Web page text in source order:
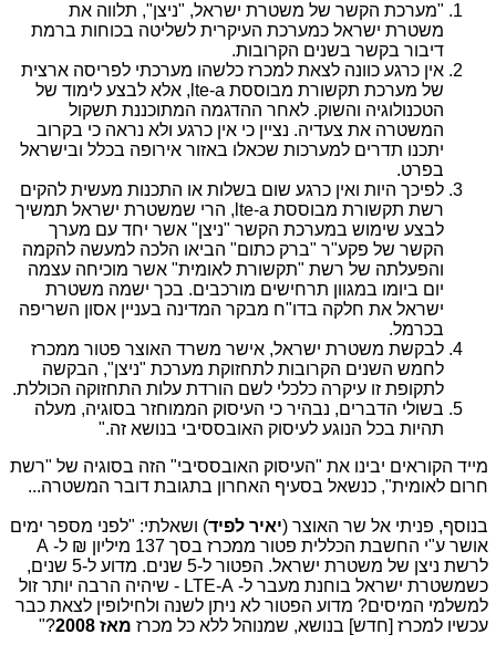
"מערכת הקשר של משטרת ישראל, "ניצן", תלווה את
משטרת ישראל כמערכת העיקרית לשליטה בכוחות ברמת
דיבור בקשר בשנים הקרובות.
אין כרגע כוונה לצאת למכרז כלשהו מערכתי לפריסה ארצית
של מערכת תקשורת מבוססת lte-a , אלא לבצע לימוד של
הטכנולוגיה והשוק. לאחר ההדגמה המתוכננת תשקול
המשטרה את צעדיה. נציין כי אין כרגע ולא נראה כי בקרוב
יתכנו תדרים למערכות שכאלו באזור אירופה בכלל ובישראל
בפרט.
לפיכך היות ואין כרגע שום בשלות או התכנות מעשית להקים
רשת תקשורת מבוססת lte-a , הרי שמשטרת ישראל תמשיך
לבצע שימוש במערכת הקשר "ניצן" אשר יחד עם מערך
הקשר של פקע"ר "ברק כתום" הביאו הלכה למעשה להקמה
והפעלתה של רשת "תקשורת לאומית" אשר מוכיחה עצמה
יום ביומו במגוון תרחישים מורכבים. בכך ישמה משטרת
ישראל את חלקה בדו"ח מבקר המדינה בעניין אסון השריפה
בכרמל.
לבקשת משטרת ישראל, אישר משרד האוצר פטור ממכרז
לחמש השנים הקרובות לתחזוקת מערכת "ניצן", הבקשה
לתקופת זו עיקרה כלכלי לשם הורדת עלות התחזוקה הכוללת.
בשולי הדברים, נבהיר כי העיסוק הממוחזר בסוגיה, מעלה
תהיות בכל הנוגע לעיסוק האובססיבי בנושא זה."
מייד הקוראים יבינו את "העיסוק האובססיבי" הזה בסוגיה של "רשת
חרום לאומית", כנשאל בסעיף האחרון בתגובת דובר המשטרה...
בנוסף, פניתי אל שר האוצר (יאיר לפיד) ושאלתי: "לפני מספר ימים
אושר ע"י החשבת הכללית פטור ממכרז בסך 137 מיליון ₪ ל- A
לרשת ניצן של משטרת ישראל. הפטור ל-5 שנים. מדוע ל-5 שנים,
כשמשטרת ישראל בוחנת מעבר ל- LTE-A - שיהיה הרבה יותר זול
למשלמי המיסים? מדוע הפטור לא ניתן לשנה ולחילופין לצאת כבר
עכשיו למכרז [חדש] בנושא, שמנוהל ללא כל מכרז מאז 2008 ?"